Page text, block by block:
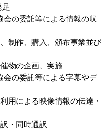
会の委託等による情報の収
入、頒布事業並び
画、実施
等による字幕やデ
映像情報の伝達・
時通訳